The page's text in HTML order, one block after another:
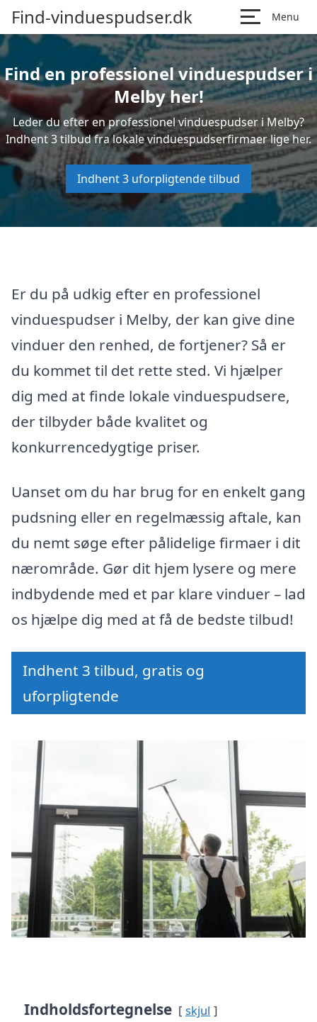
Find-vinduespudser.dk Menu
Find en professionel vinduespudser i
Melby her!
Leder du efter en professionel vinduespudser i Melby?
Indhent 3 tilbud fra lokale vinduespudserfirmaer lige her.
Indhent 3 uforpligtende tilbud
Er du på udkig efter en professionel
vinduespudser i Melby, der kan give dine
vinduer den renhed, de fortjener? Så er
du kommet til det rette sted. Vi hjælper
dig med at finde lokale vinduespudsere,
der tilbyder både kvalitet og
konkurrencedygtige priser.
Uanset om du har brug for en enkelt gang
pudsning eller en regelmæssig aftale, kan
du nemt søge efter pålidelige firmaer i dit
nærområde. Gør dit hjem lysere og mere
indbydende med et par klare vinduer – lad
os hjælpe dig med at få de bedste tilbud!
Indhent 3 tilbud, gratis og
uforpligtende
Indholdsfortegnelse skjul